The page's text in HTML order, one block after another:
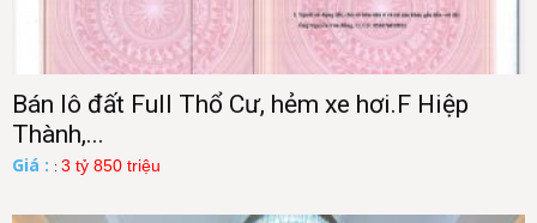
Bán lô đất Full Thổ Cư, hẻm xe hơi.F Hiệp
Thành,...
Giá : : 3 tỷ 850 triệu